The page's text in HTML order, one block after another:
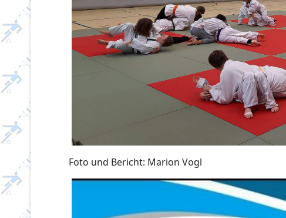
Foto und Bericht: Marion Vogl